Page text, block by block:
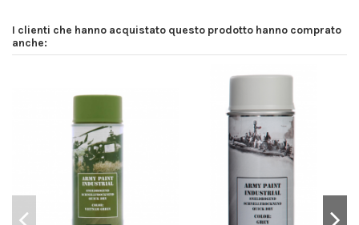
I clienti che hanno acquistato questo prodotto hanno comprato
anche: